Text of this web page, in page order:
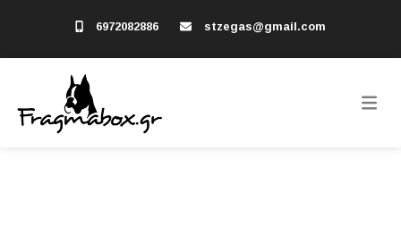
6972082886 stzegas@gmail.com